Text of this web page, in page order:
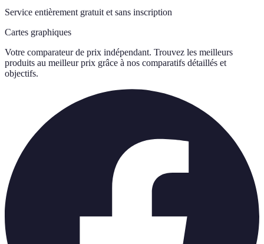
Service entièrement gratuit et sans inscription
Cartes graphiques
Votre comparateur de prix indépendant. Trouvez les meilleurs
produits au meilleur prix grâce à nos comparatifs détaillés et
objectifs.